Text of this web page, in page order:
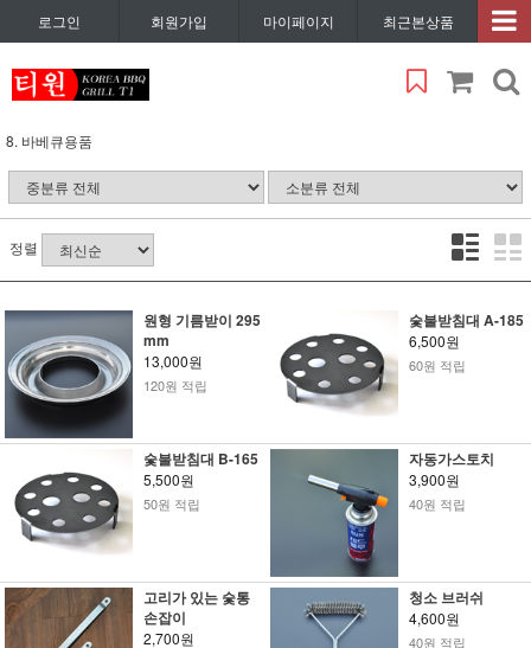
로그인 회원가입 마이페이지 최근본상품
8. 바베큐용품
정렬
원형 기름받이 295
mm
13,000원
120원 적립
숯불받침대 A-185
6,500원
60원 적립
숯불받침대 B-165
5,500원
50원 적립
자동가스토치
3,900원
40원 적립
고리가 있는 숯통
손잡이
2,700원
청소 브러쉬
4,600원
40원 적립